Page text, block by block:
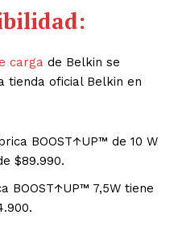
carga de Belkin se
tienda oficial Belkin en
BOOST↑UP™ de 10 W
$89.990.
BOOST↑UP™ 7,5W tiene